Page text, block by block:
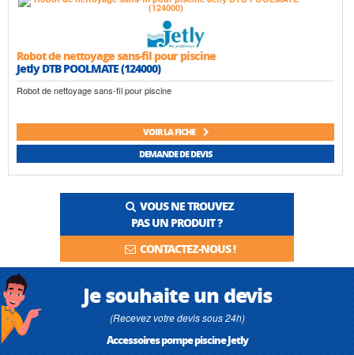
Robot de nettoyage sans-fil pour piscine
Jetly DTB POOLMATE (124000)
Robot de nettoyage sans-fil pour piscine
VOIR LA FICHE
DEMANDE DE DEVIS
VOUS NE TROUVEZ
PAS UN PRODUIT ?
CONTACTEZ-NOUS !
Je souhaite un devis
(Recevez votre devis sous 24h)
Accessoires pompe piscine Jetly